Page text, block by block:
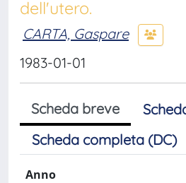
dell'utero.
CARTA, Gaspare
1983-01-01
Scheda breve
Scheda completa (DC)
Anno